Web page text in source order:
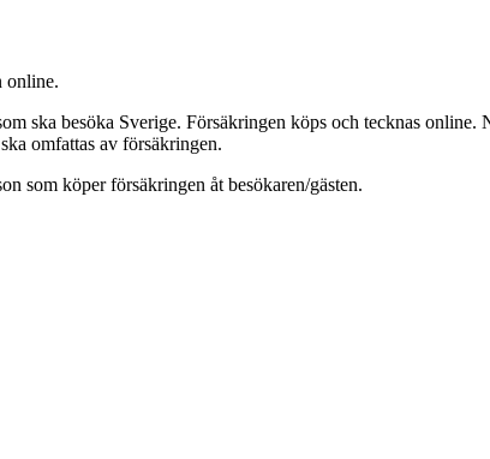
online.
ska besöka Sverige. Försäkringen köps och tecknas
omfattas av försäkringen.
som köper försäkringen åt besökaren/gästen.